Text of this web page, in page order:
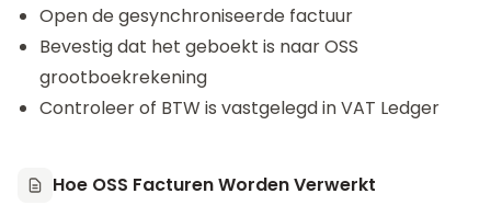
Open de gesynchroniseerde factuur
Bevestig dat het geboekt is naar OSS
grootboekrekening
Controleer of BTW is vastgelegd in VAT Ledger
Hoe OSS Facturen Worden Verwerkt